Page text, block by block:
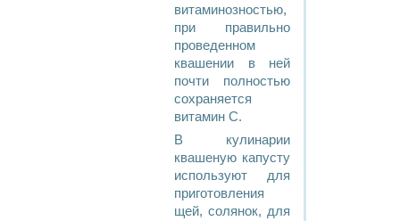
витаминозностью,
при правильно
проведенном
квашении в ней
почти полностью
сохраняется
витамин С.
В кулинарии
квашеную капусту
используют для
приготовления
щей, солянок, для